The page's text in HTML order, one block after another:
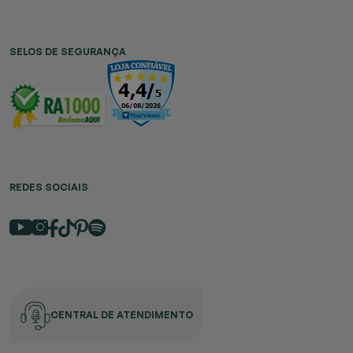
SELOS DE SEGURANÇA
REDES SOCIAIS
CENTRAL DE ATENDIMENTO